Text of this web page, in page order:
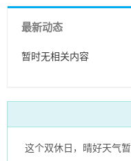
最新动态
暂时无相关内容
这个双休日，晴好天气